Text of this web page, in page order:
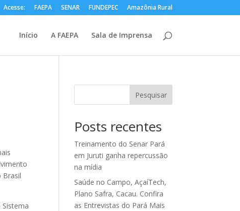
Acesse: FAEPA SENAR FUNDEPEC Amazônia Rural
Início A FAEPA Sala de Imprensa
Brasil
Pesquisar
Posts recentes
Treinamento do Senar Pará
em Juruti ganha repercussão
na mídia
Saúde no Campo, AçaíTech,
Plano Safra, Cacau. Confira
as Entrevistas do Pará Mais